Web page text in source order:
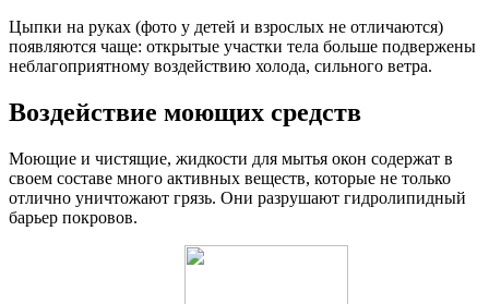
Цыпки на руках (фото у детей и взрослых не отличаются)
появляются чаще: открытые участки тела больше подвержены
неблагоприятному воздействию холода, сильного ветра.
Воздействие моющих средств
Моющие и чистящие, жидкости для мытья окон содержат в
своем составе много активных веществ, которые не только
отлично уничтожают грязь. Они разрушают гидролипидный
барьер покровов.